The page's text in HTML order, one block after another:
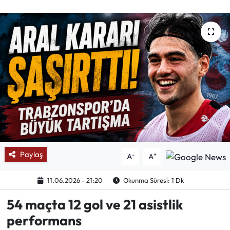
Paylaş A- A+
11.06.2026 - 21:20 Okunma Süresi: 1 Dk
54 maçta 12 gol ve 21 asistlik
performans
Manşet
Köşe Yazıları
Karikatür Galeri
BIK
ASTROLOJİ
Spor Yazıları
Mektup Galeri
Ekonomi